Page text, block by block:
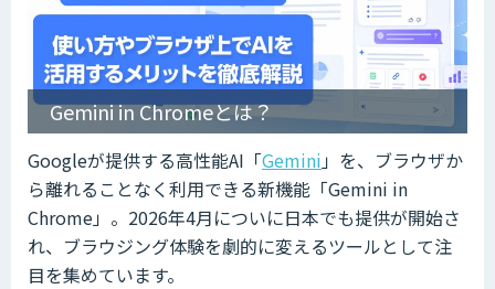
Gemini in Chromeとは？
Googleが提供する高性能AI「Gemini」を、ブラウザか
ら離れることなく利用できる新機能「Gemini in
Chrome」。2026年4月についに日本でも提供が開始さ
れ、ブラウジング体験を劇的に変えるツールとして注
目を集めています。